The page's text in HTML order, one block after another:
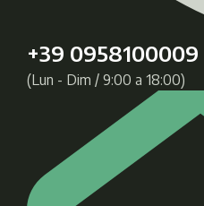
+39 0958100009
(Lun - Dim / 9:00 a 18:00)